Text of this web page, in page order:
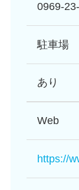
0969-
駐車場
あり
Web
https://